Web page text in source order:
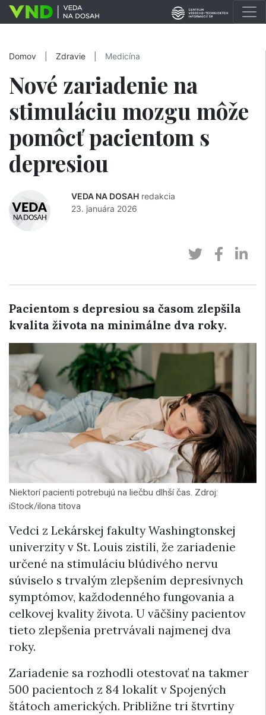
Domov Zdravie Medicína
Nové zariadenie na
stimuláciu mozgu môže
pomôcť pacientom s
depresiou
VEDA NA DOSAH redakcia
23. januára 2026
Pacientom s depresiou sa časom zlepšila
kvalita života na minimálne dva roky.
Niektorí pacienti potrebujú na liečbu dlhší čas. Zdroj:
iStock/ilona titova
Vedci z Lekárskej fakulty Washingtonskej
univerzity v St. Louis zistili, že zariadenie
určené na stimuláciu blúdivého nervu
súviselo s trvalým zlepšením depresívnych
symptómov, každodenného fungovania a
celkovej kvality života. U väčšiny pacientov
tieto zlepšenia pretrvávali najmenej dva
roky.
Zariadenie sa rozhodli otestovať na takmer
500 pacientoch z 84 lokalít v Spojených
štátoch amerických. Približne tri štvrtiny